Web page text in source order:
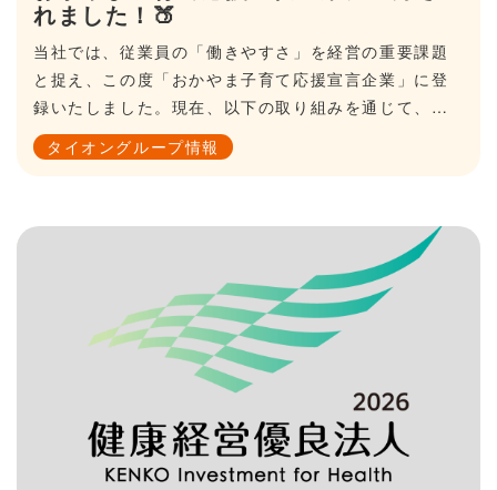
れました！🍑
当社では、従業員の「働きやすさ」を経営の重要課題
と捉え、この度「おかやま子育て応援宣言企業」に登
録いたしました。現在、以下の取り組みを通じて、子
育てと仕事の両立サポートに取り組んでいます。産
休・育休・有給休暇の高い取得率を目指し、会社全体
場への子どもとの出勤を認め、急なお子さんの体調不
良などにも柔軟に対応します他にも、社内イベントへ
の子連れ参加促進など、様々な取り組みで子育て中で
も働きやすい職場を目指しています。私たちは、ライ
フイベントに左右されず、誰もがキャリアを継続でき
る「長く働ける環境」をこれからも守り続けます。岡
山県のホームページはこちら（外部リンクに飛びま
す）8092-okayama.jp/haremaru-portal/
タイオングループ情報